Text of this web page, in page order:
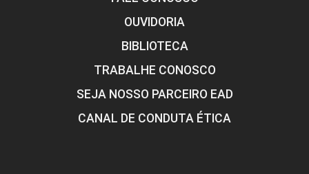
OUVIDORIA
BIBLIOTECA
TRABALHE CONOSCO
SEJA NOSSO PARCEIRO EAD
CANAL DE CONDUTA ÉTICA